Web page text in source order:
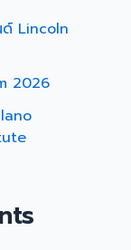
ด์ Lincoln
2026